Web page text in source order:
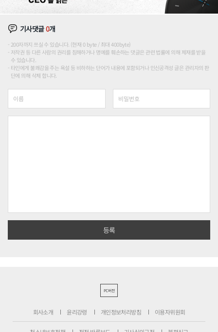
기사댓글0개
200자까지 쓰실 수 있습니다. (현재 0 byte / 최대 400byte)
저작권 등 다른 사람의 권리를 침해하거나 명예를 훼손하는 댓글은 관련 법률에 의해 제재를 받을
수 있습니다.
타인에게 불쾌감을 주는 욕설 등 비하하는 단어가 내용에 포함되거나 인신공격성 글은 관리자의 판
단에 의해 삭제 합니다.
PC버전
회사소개 윤리강령 개인정보처리방침 이용자위원회